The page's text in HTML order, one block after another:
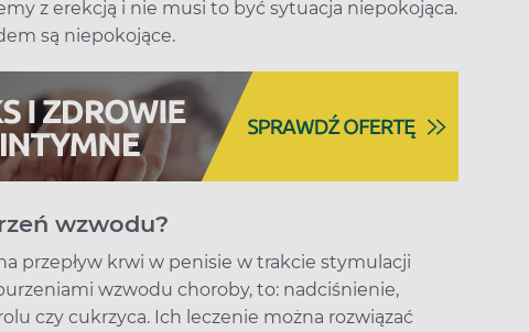
z erekcją i nie musi to być sytuacja niepokojąca.
są niepokojące.
wzwodu?
przepływ krwi w penisie w trakcie stymulacji
wzwodu choroby, to: nadciśnienie,
czy cukrzyca. Ich leczenie można rozwiązać